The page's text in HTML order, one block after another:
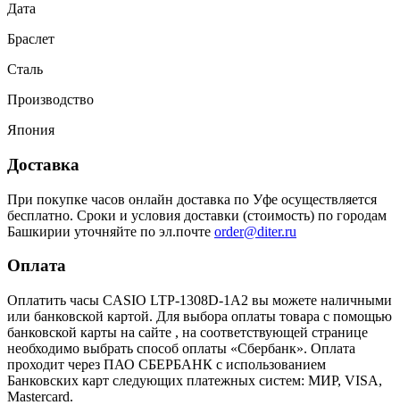
Дата
Браслет
Сталь
Производство
Япония
Доставка
При покупке часов онлайн доставка по Уфе осуществляется
бесплатно. Сроки и условия доставки (стоимость) по городам
Башкирии уточняйте по эл.почте order@diter.ru
Оплата
Оплатить часы CASIO LTP-1308D-1A2 вы можете наличными
или банковской картой. Для выбора оплаты товара с помощью
банковской карты на сайте , на соответствующей странице
необходимо выбрать способ оплаты «Сбербанк». Оплата
проходит через ПАО СБЕРБАНК с использованием
Банковских карт следующих платежных систем: МИР, VISA,
Mastercard.